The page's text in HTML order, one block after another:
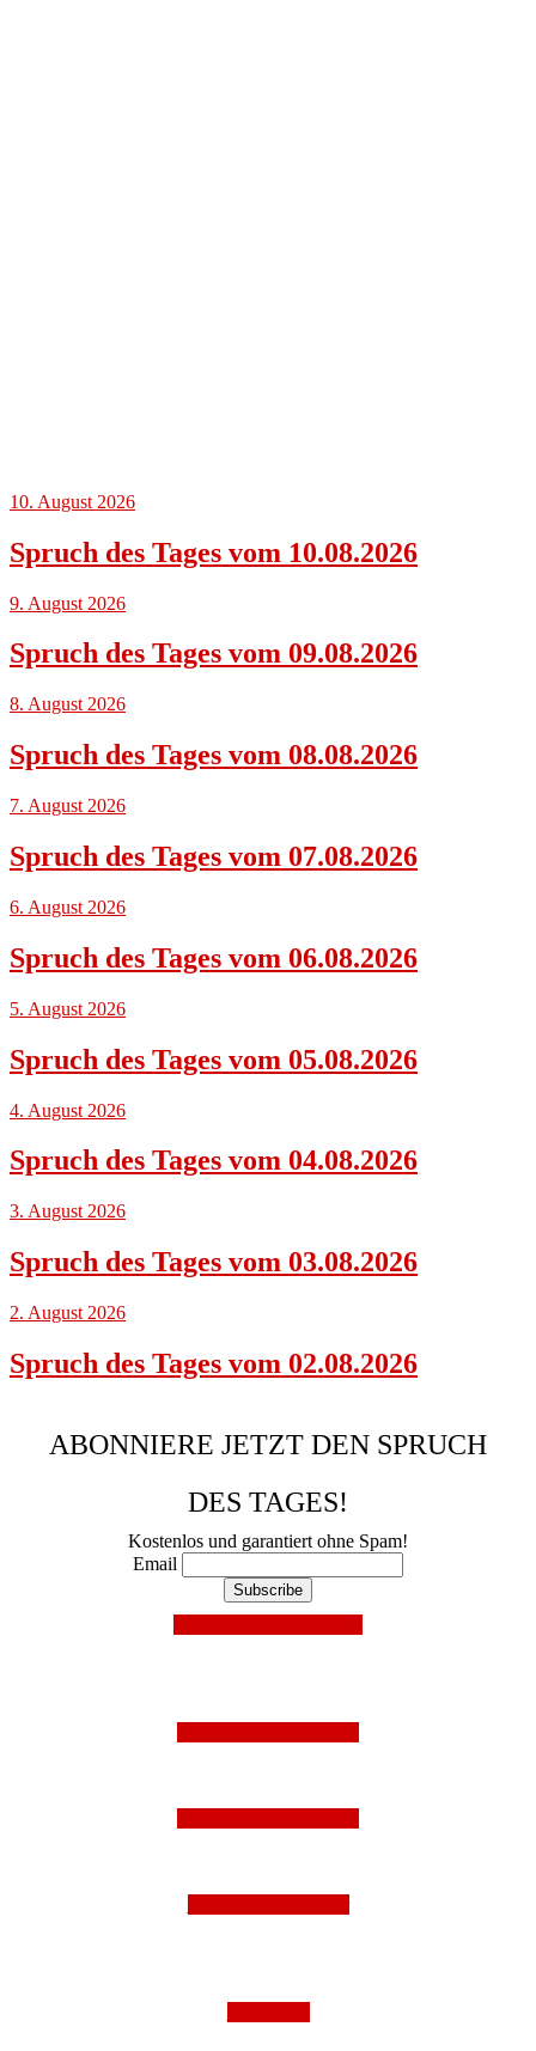
10. August 2026
Spruch des Tages vom 10.08.2026
9. August 2026
Spruch des Tages vom 09.08.2026
8. August 2026
Spruch des Tages vom 08.08.2026
7. August 2026
Spruch des Tages vom 07.08.2026
6. August 2026
Spruch des Tages vom 06.08.2026
5. August 2026
Spruch des Tages vom 05.08.2026
4. August 2026
Spruch des Tages vom 04.08.2026
3. August 2026
Spruch des Tages vom 03.08.2026
2. August 2026
Spruch des Tages vom 02.08.2026
ABONNIERE JETZT DEN SPRUCH
DES TAGES!
Kostenlos und garantiert ohne Spam!
Email